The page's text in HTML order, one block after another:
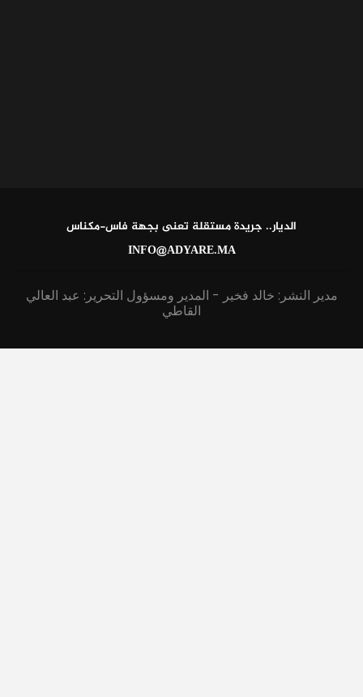
الديار.. جريدة مستقلة تعنى بجهة فاس-مكناس
INFO@ADYARE.MA
مدير النشر: خالد فخير - المدير ومسؤول التحرير: عبد العالي
القاطي